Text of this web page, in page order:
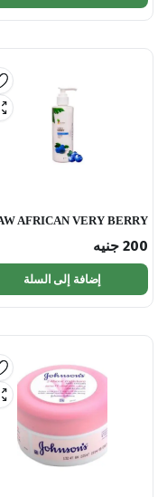
AFRICAN VERY BERRY
200 جنيه
إضافة إلى السلة